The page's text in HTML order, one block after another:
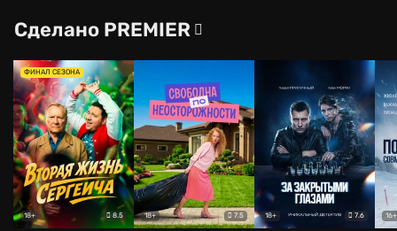
Сделано PREMIER
18+ 8.5
ФИНАЛ СЕЗОНА
18+ 7.5 18+ 7.6 16+